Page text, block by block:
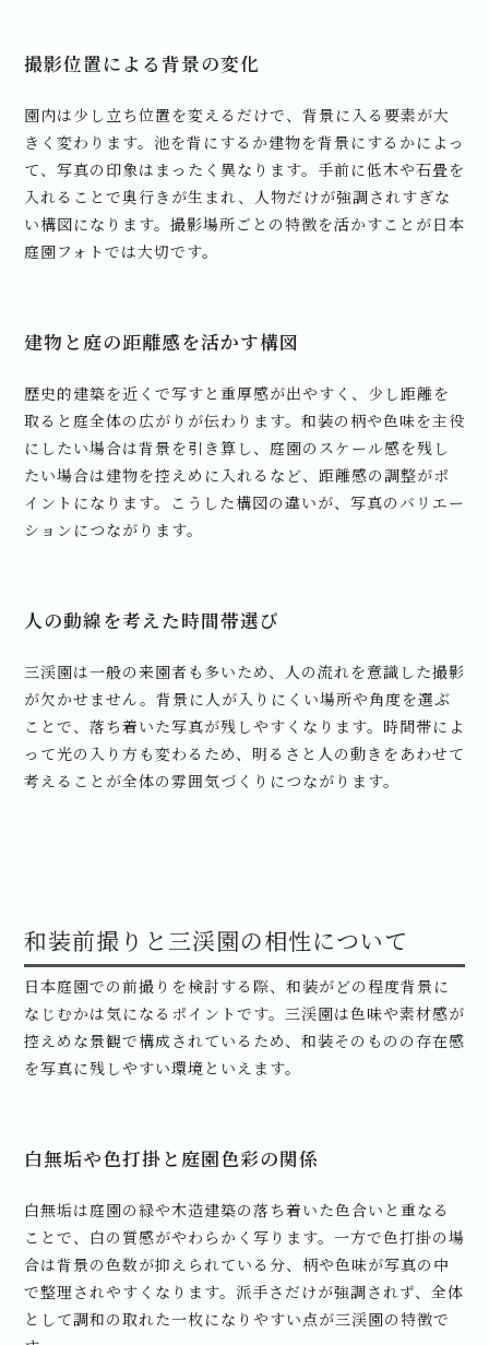
撮影位置による背景の変化
園内は少し立ち位置を変えるだけで、背景に入る要素が大
きく変わります。池を背にするか建物を背景にするかによっ
て、写真の印象はまったく異なります。手前に低木や石畳を
入れることで奥行きが生まれ、人物だけが強調されすぎな
い構図になります。撮影場所ごとの特徴を活かすことが日本
庭園フォトでは大切です。
建物と庭の距離感を活かす構図
歴史的建築を近くで写すと重厚感が出やすく、少し距離を
取ると庭全体の広がりが伝わります。和装の柄や色味を主役
にしたい場合は背景を引き算し、庭園のスケール感を残し
たい場合は建物を控えめに入れるなど、距離感の調整がポ
イントになります。こうした構図の違いが、写真のバリエー
ションにつながります。
人の動線を考えた時間帯選び
三渓園は一般の来園者も多いため、人の流れを意識した撮影
が欠かせません。背景に人が入りにくい場所や角度を選ぶ
ことで、落ち着いた写真が残しやすくなります。時間帯によ
って光の入り方も変わるため、明るさと人の動きをあわせて
考えることが全体の雰囲気づくりにつながります。
和装前撮りと三渓園の相性について
日本庭園での前撮りを検討する際、和装がどの程度背景に
なじむかは気になるポイントです。三渓園は色味や素材感が
控えめな景観で構成されているため、和装そのものの存在感
を写真に残しやすい環境といえます。
白無垢や色打掛と庭園色彩の関係
白無垢は庭園の緑や木造建築の落ち着いた色合いと重なる
ことで、白の質感がやわらかく写ります。一方で色打掛の場
合は背景の色数が抑えられている分、柄や色味が写真の中
で整理されやすくなります。派手さだけが強調されず、全体
として調和の取れた一枚になりやすい点が三渓園の特徴で